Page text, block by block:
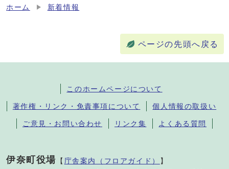
ホーム 新着情報
ページの先頭へ戻る
このホームページについて
著作権・リンク・免責事項について 個人情報の取扱い
ご意見・お問い合わせ リンク集 よくある質問
伊奈町役場 【 庁舎案内（フロアガイド） 】